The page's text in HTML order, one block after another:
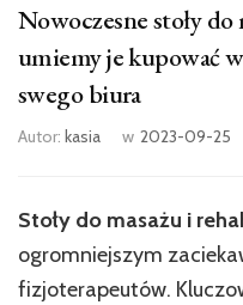
Nowoczesne stoły
umiemy je kupować
swego biura
Autor: kasia w 2023-09-25
Stoły do masażu i
ogromniejszym
fizjoterapeutów.